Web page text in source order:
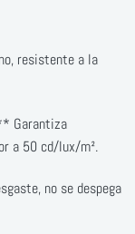
resistente a la
Garantiza
a 50 cd/lux/m².
no se despega